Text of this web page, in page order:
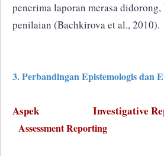
penerima laporan merasa
penilaian (Bachkirova et al., 2010).
3. Perbandingan Epistemologis dan
Aspek Investigative
Assessment Reporting